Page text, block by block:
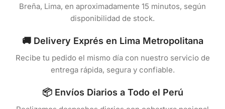
Breña, Lima, en aproximadamente 15 minutos, según
disponibilidad de stock.
🚚 Delivery Exprés en Lima Metropolitana
Recibe tu pedido el mismo día con nuestro servicio de
entrega rápida, segura y confiable.
📦 Envíos Diarios a Todo el Perú